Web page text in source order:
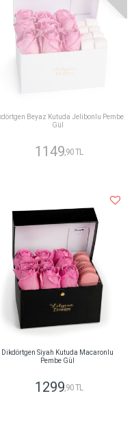
Beyaz Kutuda Jelibonlu Pembe
Gül
1149 ,90 TL
Dikdörtgen Siyah Kutuda Macaronlu
Pembe Gül
1299,90 TL